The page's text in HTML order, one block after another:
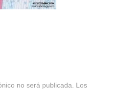
no será publicada. Los